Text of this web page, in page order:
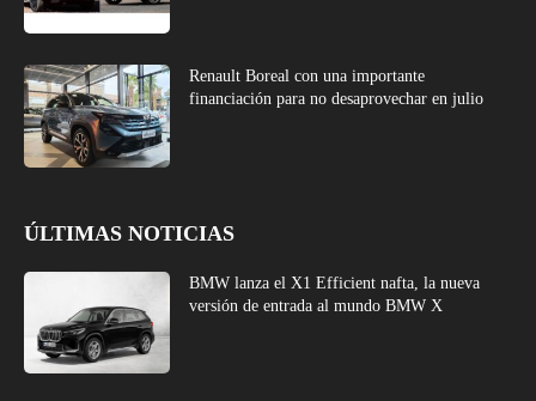
Renault Boreal con una importante
financiación para no desaprovechar en julio
ÚLTIMAS NOTICIAS
BMW lanza el X1 Efficient nafta, la nueva
versión de entrada al mundo BMW X